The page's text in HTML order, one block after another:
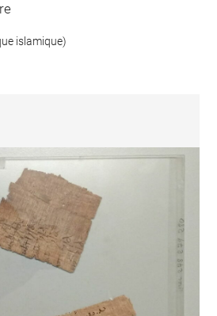
islamique)